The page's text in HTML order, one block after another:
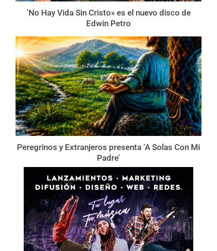
‘No Hay Vida Sin Cristo» es el nuevo disco de
Edwin Petro
Peregrinos y Extranjeros presenta ‘A Solas Con Mi
Padre’